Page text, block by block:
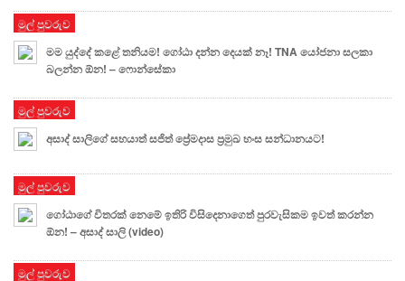
මුල් පුවරුව
මම යුද්දේ කළේ තනියම! ගෝඨා දන්න දෙයක් නෑ! TNA යෝජනා සලකා
බලන්න ඕන! – ෆොන්සේකා
මුල් පුවරුව
අසාද් සාලිගේ සහයාත් සජිත් ප්‍රේමදාස ප්‍රමුඛ හංස සන්ධානයට!
මුල් පුවරුව
ගෝඨාගේ විතරක් නෙමේ ඉතිරි විසිදෙනාගෙත් පුරවැසිකම ඉවත් කරන්න
ඕන! – අසාද් සාලි (video)
මුල් පුවරුව